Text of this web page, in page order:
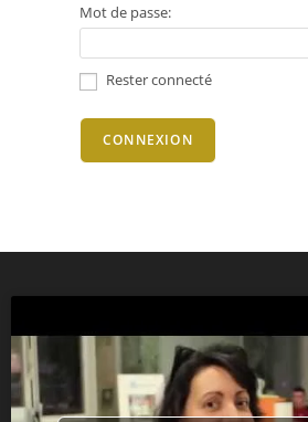
Mot de passe:
Rester connecté
CONNEXION